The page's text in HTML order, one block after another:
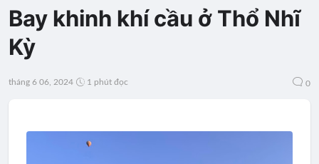
Bay khinh khí cầu ở Thổ Nhĩ
Kỳ
tháng 6 06, 2024 1 phút đọc 0